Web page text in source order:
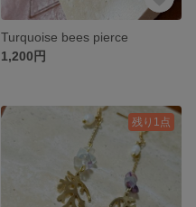
Turquoise bees pierce
1,200円
残り1点